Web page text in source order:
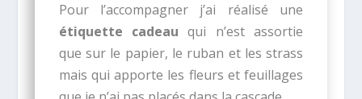
Pour l’accompagner j’ai réalisé une
étiquette cadeau qui n’est assortie
que sur le papier, le ruban et les strass
mais qui apporte les fleurs et feuillages